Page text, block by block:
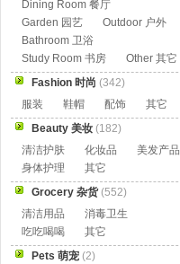
Dining Room 餐厅
Garden 园艺
Outdoor 户外
Bathroom 卫浴
Study Room 书房
Other 其它
Fashion 时尚 (342)
服装
鞋帽 配饰
其它
Beauty 美妆 (182)
清洁护肤
化妆品
美发产品
身体护理
其它
Grocery 杂货(552)
清洁用品
消毒卫生
吃吃喝喝
其它
Pets 萌宠 (2)